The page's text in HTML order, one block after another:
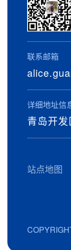
联系邮箱
详细地址信
青岛开
站点地图